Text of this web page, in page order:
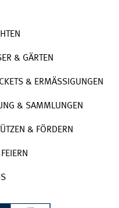
& GÄRTEN
& ERMÄSSIGUNGEN
& SAMMLUNGEN
& FÖRDERN